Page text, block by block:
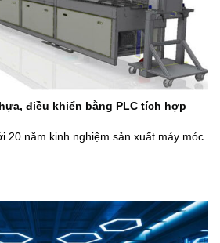
điều khiển bằng PLC tích hợp
20 năm kinh nghiệm sản xuất máy móc